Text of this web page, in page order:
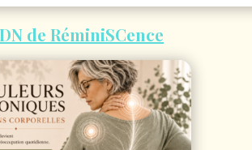
de RéminiSCence